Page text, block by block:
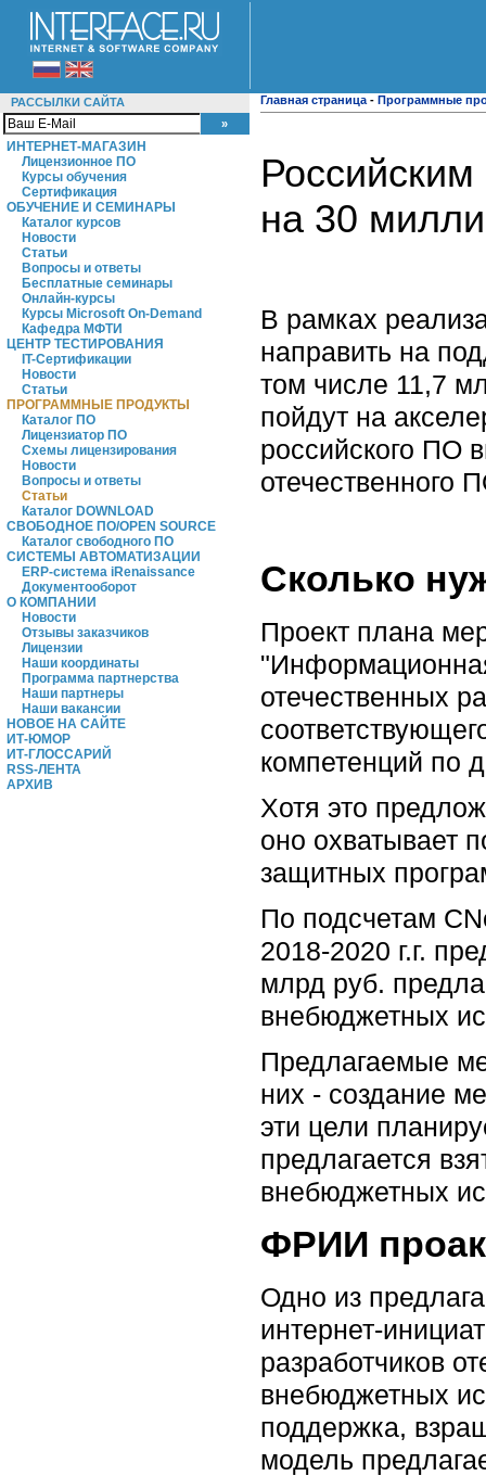
РАССЫЛКИ САЙТА
ИНТЕРНЕТ-МАГАЗИН
Лицензионное ПО
Курсы обучения
Сертификация
ОБУЧЕНИЕ И СЕМИНАРЫ
Каталог курсов
Новости
Статьи
Вопросы и ответы
Бесплатные семинары
Онлайн-курсы
Курсы Microsoft On-Demand
Кафедра МФТИ
ЦЕНТР ТЕСТИРОВАНИЯ
IT-Сертификации
Новости
Статьи
ПРОГРАММНЫЕ ПРОДУКТЫ
Каталог ПО
Лицензиатор ПО
Схемы лицензирования
Новости
Вопросы и ответы
Статьи
Каталог DOWNLOAD
СВОБОДНОЕ ПО/OPEN SOURCE
Каталог свободного ПО
СИСТЕМЫ АВТОМАТИЗАЦИИ
ERP-система iRenaissance
Документооборот
О КОМПАНИИ
Новости
Отзывы заказчиков
Лицензии
Наши координаты
Программа партнерства
Наши партнеры
Наши вакансии
НОВОЕ НА САЙТЕ
ИТ-ЮМОР
ИТ-ГЛОССАРИЙ
RSS-ЛЕНТА
АРХИВ
Главная страница - Программные
на 30
В рамках
направить на
том числе 11,7
пойдут на
российского ПО
отечественного
Сколько
Проект плана
отечественных
компетенций по
Хотя это
оно охватывает
защитных
По подсчетам
2018-2020 г.г.
млрд руб.
внебюджетных
Предлагаемые
них - создание
эти цели
предлагается
внебюджетных
ФРИИ
Одно из
интернет-
разработчиков
внебюджетных
поддержка,
модель